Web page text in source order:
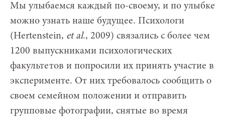
Мы улыбаемся каждый по-своему, и по улыбке
можно узнать наше будущее. Психологи
(Hertenstein, et al., 2009) связались с более чем
1200 выпускниками психологических
факультетов и попросили их принять участие в
эксперименте. От них требовалось сообщить о
своем семейном положении и отправить
групповые фотографии, снятые во время